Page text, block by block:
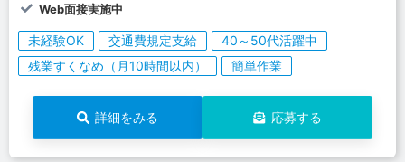
Web面接実施中
未経験OK 交通費規定支給
40～50代活躍中
残業すくなめ（月10時間以内）
簡単作業
詳細をみる 応募する